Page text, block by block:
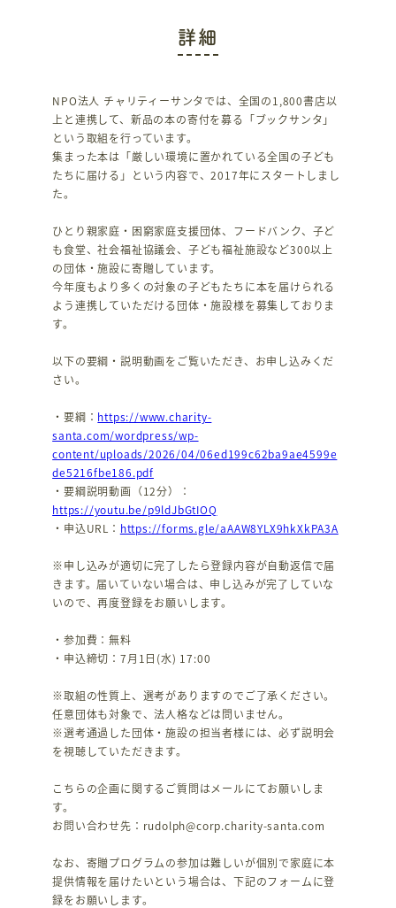
詳細
NPO法人 チャリティーサンタでは、全国の1,800書店以
上と連携して、新品の本の寄付を募る「ブックサンタ」
という取組を行っています。
集まった本は「厳しい環境に置かれている全国の子ども
たちに届ける」という内容で、2017年にスタートしまし
た。
ひとり親家庭・困窮家庭支援団体、フードバンク、子ど
も食堂、社会福祉協議会、子ども福祉施設など300以上
の団体・施設に寄贈しています。
今年度もより多くの対象の子どもたちに本を届けられる
よう連携していただける団体・施設様を募集しておりま
す。
以下の要綱・説明動画をご覧いただき、お申し込みくだ
さい。
・要綱： https://www.charity-
santa.com/wordpress/wp-
content/uploads/2026/04/06ed199c62ba9ae4599e
de5216fbe186.pdf
・要綱説明動画（12分）：
https://youtu.be/p9ldJbGtIOQ
・申込URL： https://forms.gle/aAAW8YLX9hkXkPA3A
※申し込みが適切に完了したら登録内容が自動返信で届
きます。届いていない場合は、申し込みが完了していな
いので、再度登録をお願いします。
・参加費：無料
・申込締切：7月1日(水) 17:00
※取組の性質上、選考がありますのでご了承ください。
任意団体も対象で、法人格などは問いません。
※選考通過した団体・施設の担当者様には、必ず説明会
を視聴していただきます。
こちらの企画に関するご質問はメールにてお願いしま
す。
お問い合わせ先：rudolph@corp.charity-santa.com
なお、寄贈プログラムの参加は難しいが個別で家庭に本
提供情報を届けたいという場合は、下記のフォームに登
録をお願いします。